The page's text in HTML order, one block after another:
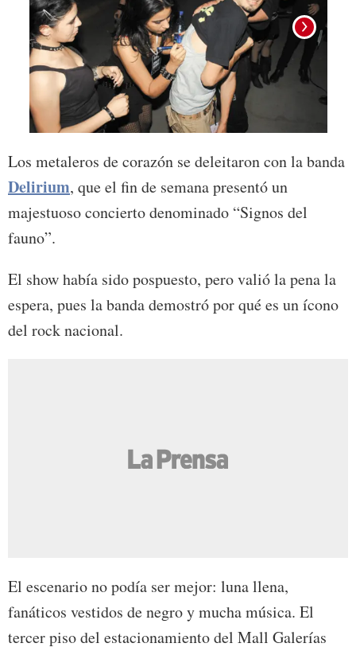
Los metaleros de corazón se deleitaron con la banda
Delirium, que el fin de semana presentó un
majestuoso concierto denominado “Signos del
fauno”.
El show había sido pospuesto, pero valió la pena la
espera, pues la banda demostró por qué es un ícono
del rock nacional.
El escenario no podía ser mejor: luna llena,
fanáticos vestidos de negro y mucha música. El
tercer piso del estacionamiento del Mall Galerías